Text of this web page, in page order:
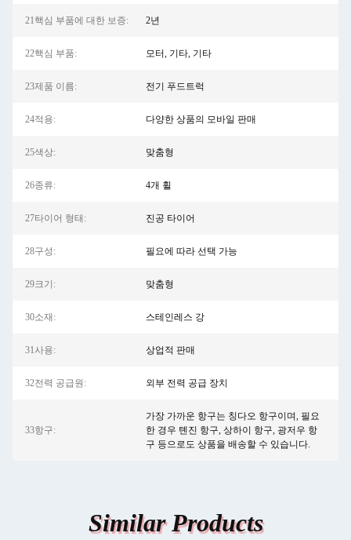
21핵심 부품에 대한 보증: 2년
22핵심 부품: 모터, 기타, 기타
23제품 이름: 전기 푸드트럭
24적용: 다양한 상품의 모바일 판매
25색상: 맞춤형
26종류: 4개 휠
27타이어 형태: 진공 타이어
28구성: 필요에 따라 선택 가능
29크기: 맞춤형
30소재: 스테인레스 강
31사용: 상업적 판매
32전력 공급원: 외부 전력 공급 장치
33항구:
가장 가까운 항구는 칭다오 항구이며, 필요
한 경우 톈진 항구, 상하이 항구, 광저우 항
구 등으로도 상품을 배송할 수 있습니다.
Similar Products